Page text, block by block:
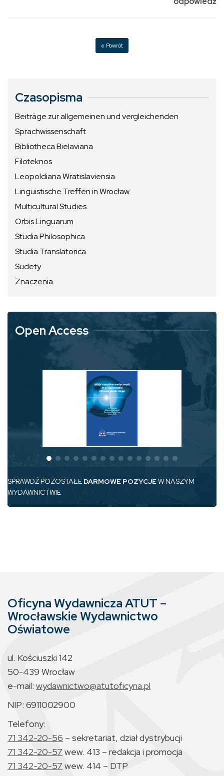
« Powrót
Czasopisma
Beiträge zur allgemeinen und vergleichenden
Sprachwissenschaft
Bibliotheca Bielaviana
Filoteknos
Leopoldiana Wratislaviensia
Linguistische Treffen in Wrocław
Multicultural Studies
Orbis Linguarum
Studia Philosophica
Studia Translatorica
Sudety
Znaczenia
Open Access
SPRAWDŹ POZOSTAŁE DARMOWE POZYCJEW NASZYM
WYDAWNICTWIE
Oficyna Wydawnicza ATUT –
Wrocławskie Wydawnictwo
Oświatowe
ul. Kościuszki 142
50-439 Wrocław
e-mail: wydawnictwo@atutoficyna.pl
NIP: 6911002900
Telefony:
71 342-20-56 – sekretariat, dział dystrybucji
71 342-20-57 wew. 413 – redakcja i promocja
71 342-20-57 wew. 414 – DTP